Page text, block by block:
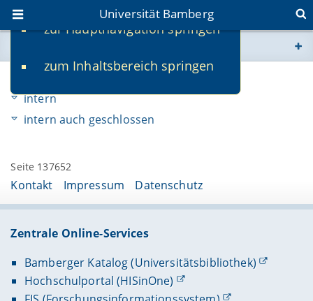
zur Hauptnavigation springen
zum Inhaltsbereich springen
Universität Bamberg
www.uni-bamberg.de
intern
intern auch geschlossen
Seite 137652
Kontakt Impressum Datenschutz
Zentrale Online-Services
Bamberger Katalog (Universitätsbibliothek)
Hochschulportal (HISinOne)